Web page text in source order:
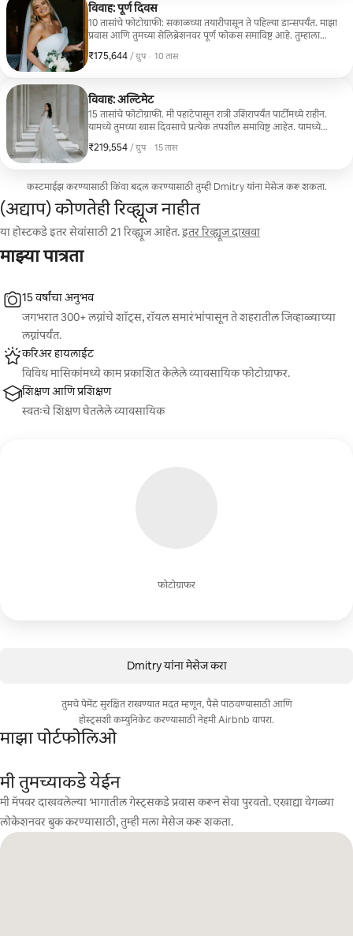
विवाह: पूर्ण दिवस
10 तासांचे फोटोग्राफी: सकाळच्या तयारीपासून ते पहिल्या डान्सपर्यंत. माझा
प्रवास आणि तुमच्या सेलिब्रेशनवर पूर्ण फोकस समाविष्ट आहे. तुम्हाला
मिळतील. टीप: विवाहस्थळाच्या परवानग्यांचा समावेश नाही. उच्च-
₹175,644 / ग्रुप
₹175,644, प्रति ग्रुप
, · 10 तास
विवाह: अल्टिमेट
15 तासांचे फोटोग्राफी. मी पहाटेपासून रात्री उशिरापर्यंत पार्टीमध्ये राहीन.
यामध्ये तुमच्या खास दिवसाचे प्रत्येक तपशील समाविष्ट आहेत. यामध्ये
1100+ संपादित फोटो मिळतील. टीप: लोकेशन्ससाठी परवानग्या समाविष्ट
₹219,554 / ग्रुप
₹219,554, प्रति ग्रुप
, · 15 तास
कस्टमाईझ करण्यासाठी किंवा बदल करण्यासाठी तुम्ही Dmitry यांना मेसेज करू शकता.
(अद्याप) कोणतेही रिव्ह्यूज नाहीत
या होस्टकडे इतर सेवांसाठी 21 रिव्ह्यूज आहेत.इतर रिव्ह्यूज दाखवा
माझ्या पात्रता
फोटोग्राफर
15 वर्षांचा अनुभव
जगभरात 300+ लग्नांचे शॉट्स, रॉयल समारंभांपासून ते शहरातील जिव्हाळ्याच्या
लग्नांपर्यंत.
करिअर हायलाईट
विविध मासिकांमध्ये काम प्रकाशित केलेले व्यावसायिक फोटोग्राफर.
शिक्षण आणि प्रशिक्षण
स्वतःचे शिक्षण घेतलेले व्यावसायिक
Dmitry यांना मेसेज करा
तुमचे पेमेंट सुरक्षित राखण्यात मदत म्हणून, पैसे पाठवण्यासाठी आणि
होस्ट्सशी कम्युनिकेट करण्यासाठी नेहमी Airbnb वापरा.
माझा पोर्टफोलिओ
मी तुमच्याकडे येईन
मी मॅपवर दाखवलेल्या भागातील गेस्ट्सकडे प्रवास करून सेवा पुरवतो. एखाद्या वेगळ्या
लोकेशनवर बुक करण्यासाठी, तुम्ही मला मेसेज करू शकता.